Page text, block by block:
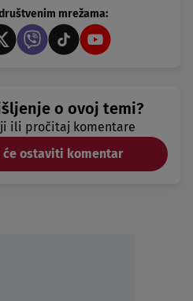
mrežama:
o ovoj temi?
ili pročitaj komentare
ostaviti komentar